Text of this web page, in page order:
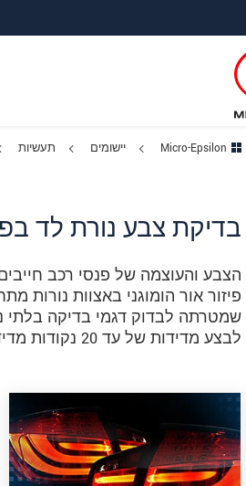
Micro-Epsilon יישומים תעשיות
בדיקת צבע נורת לד
הצבע והעוצמה של פנסי רכב
שמטרתה לבדוק דגמי בדיקה בלתי
לבצע מדידות של עד 20 נקודות מדידה בו-זמנית.